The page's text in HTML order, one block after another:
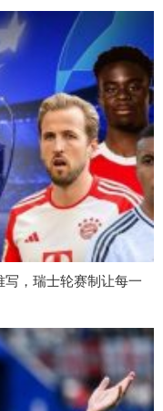
写，瑞士轮赛制让每一